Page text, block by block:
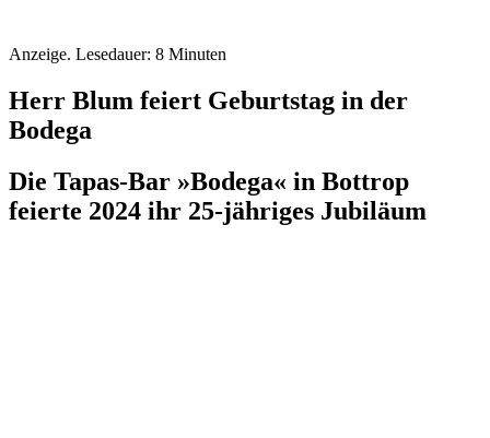
Anzeige. Lesedauer: 8 Minuten
Herr Blum feiert Geburtstag in der
Bodega
Die Tapas-Bar »Bodega« in Bottrop
feierte 2024 ihr 25-jähriges Jubiläum